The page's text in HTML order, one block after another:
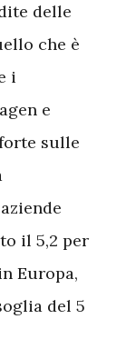
delle
che è
i
e
sulle
il 5,2 per
Europa,
del 5